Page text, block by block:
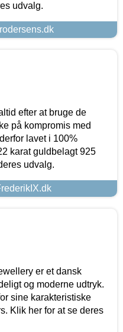
udvalg.
efter at bruge de
på kompromis med
lavet i 100%
karat guldbelagt 925
udvalg.
er et dansk
og moderne udtryk.
sine karakteristiske
Klik her for at se deres